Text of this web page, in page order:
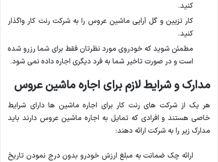
کنید.
کار تزیین و گل آرایی ماشین عروس را به شرکت رنت کار واگذار
کنید.
مطمئن شوید که خودروی مورد نظرتان فقط برای شما رزرو شده
است و در صورت تاخیر شما به فرد دیگری اجاره داده نمی شود.
مدارک و شرایط لازم برای اجاره ماشین عروس
هر یک از شرکت های رنت کار برای اجاره ماشین ها دارای شرایط
خاصی هستند و افرادی که تمایل به اجاره ماشین عروس دارند باید
مدارک زیر را به شرکت ارائه دهند:
ارائه چک ضمانت به مبلغ ارزش خودرو بدون درج نمودن تاریخ